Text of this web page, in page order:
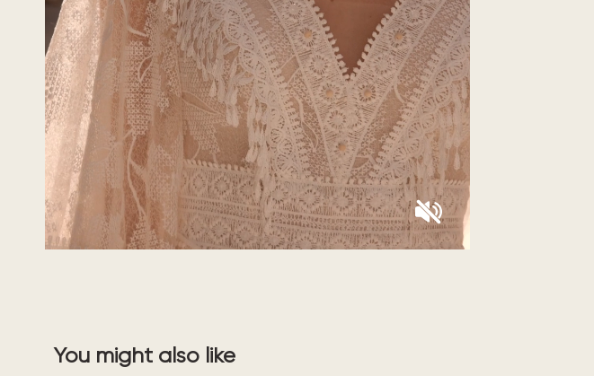
You might also like